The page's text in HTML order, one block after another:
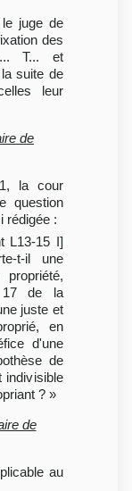
juge de
des
T... et
suite de
leur
de
la cour
question
rédigée :
L13-15 I]
t-il une
de la
juste et
en
d'une
de
indivisible
? »
de
au